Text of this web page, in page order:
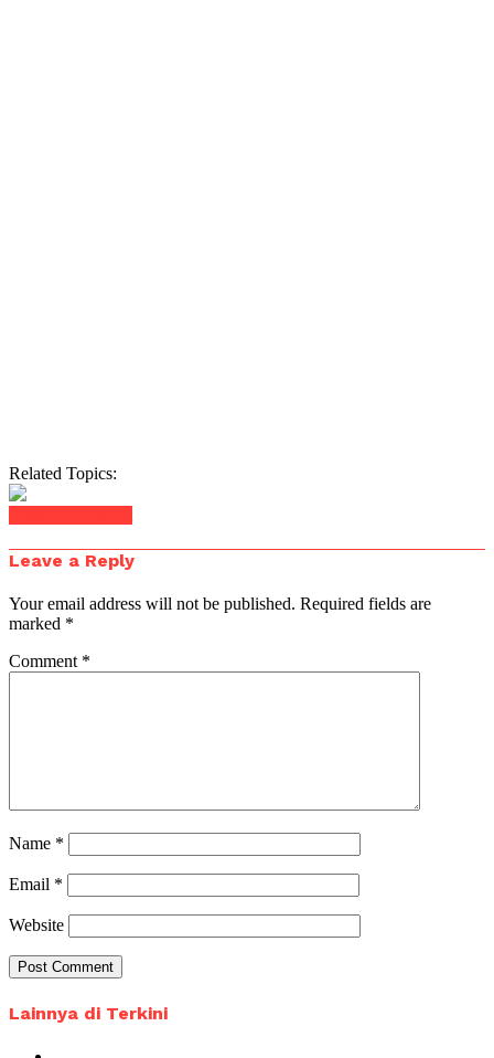
Related Topics:
Leave a Reply
Your email address will not be published. Required fields are
marked *
Comment *
Name *
Email *
Website
Lainnya di Terkini